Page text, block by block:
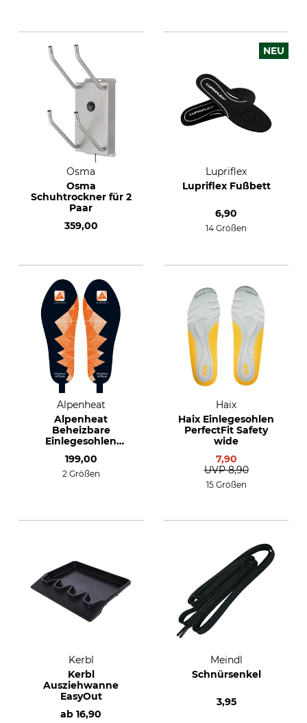
Osma
Osma
Schuhtrockner für 2
Paar
359,00
NEU
Lupriflex
Lupriflex Fußbett
6,90
14 Größen
Alpenheat
Alpenheat
Beheizbare
Einlegesohlen
199,00
2 Größen
Haix
Haix Einlegesohlen
PerfectFit Safety
wide
7,90
UVP 8,90
15 Größen
Kerbl
Kerbl
Ausziehwanne
EasyOut
ab 16,90
Meindl
Schnürsenkel
3,95